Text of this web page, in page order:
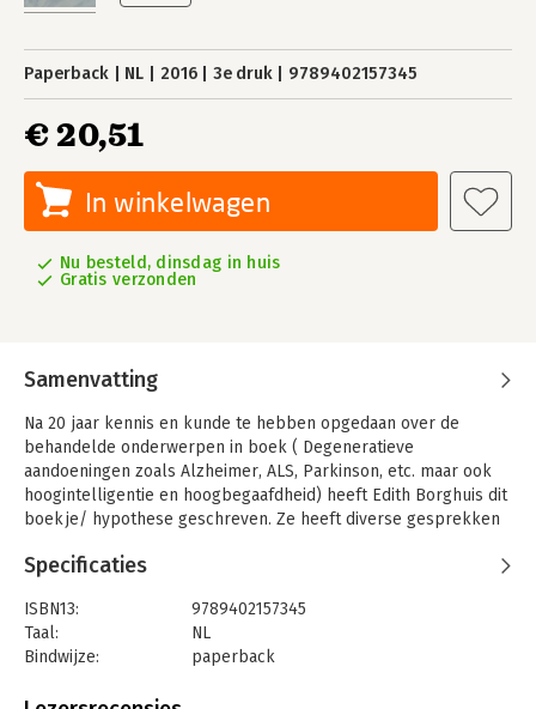
Paperback NL 2016 3e druk 9789402157345
€ 20,51
In winkelwagen
Nu besteld, dinsdag in huis
Gratis verzonden
Samenvatting
Na 20 jaar kennis en kunde te hebben opgedaan over de
behandelde onderwerpen in boek ( Degeneratieve
aandoeningen zoals Alzheimer, ALS, Parkinson, etc. maar ook
hoogintelligentie en hoogbegaafdheid) heeft Edith Borghuis dit
boekje/ hypothese geschreven. Ze heeft diverse gesprekken
hypothese verdedigd.
O.a. Dick Swaab heeft over haar hypothese geschreven dat
deze "zeer interessant" is.
De schrijfster stelt vanuit haar hypothese dat ze de oorzaak
van o.a. Alzheimer en ALS heeft gevonden, maar onderbouwt
Specificaties
ISBN13:
9789402157345
Taal:
NL
Bindwijze:
paperback
Uitgever: